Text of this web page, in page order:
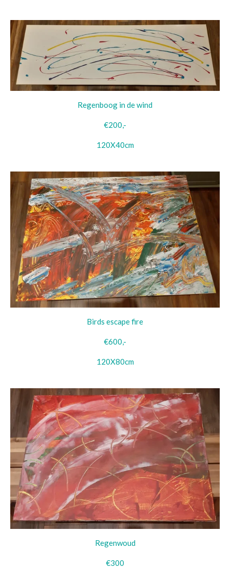
Regenboog in de wind
€200,-
120X40cm
Birds escape fire
€600,-
120X80cm
Regenwoud
€300